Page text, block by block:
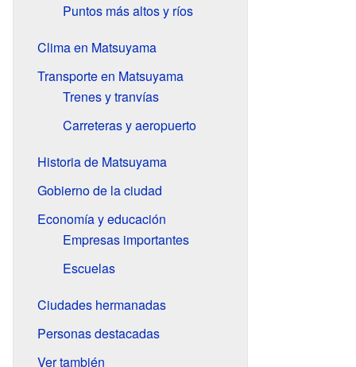
Puntos más altos y ríos
Clima en Matsuyama
Transporte en Matsuyama
Trenes y tranvías
Carreteras y aeropuerto
Historia de Matsuyama
Gobierno de la ciudad
Economía y educación
Empresas importantes
Escuelas
Ciudades hermanadas
Personas destacadas
Ver también